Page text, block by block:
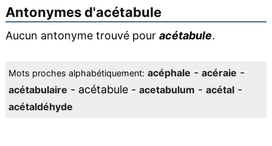
Antonymes d'acétabule
Aucun antonyme trouvé pour acétabule.
Mots proches alphabétiquement: acéphale - acéraie -
acétabulaire - acétabule - acetabulum - acétal-
acétaldéhyde